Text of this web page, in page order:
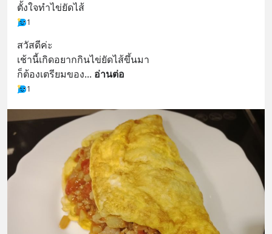
ตั้งใจทำไข่ยัดไส้
1
สวัสดีค่ะ
เช้านี้เกิดอยากกินไข่ยัดไส้ขึ้นมา
ก็ต้องเตรียมของ... อ่านต่อ
1